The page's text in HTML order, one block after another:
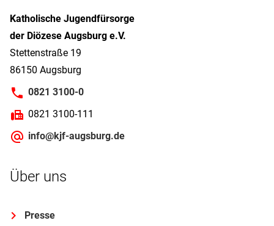
Katholische Jugendfürsorge
der Diözese Augsburg e.V.
Stettenstraße 19
86150 Augsburg
0821 3100-0
0821 3100-111
info@kjf-augsburg.de
Über uns
Presse